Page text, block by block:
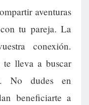
aventuras
tu pareja. La
conexión.
lleva a buscar
No dudes en
beneficiarte a